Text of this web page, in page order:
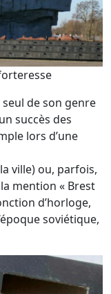
de son genre
succès des
lors d’une
ville) ou, parfois,
mention « Brest
d’horloge,
soviétique,